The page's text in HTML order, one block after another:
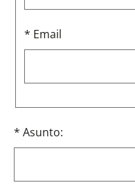
* Email
* Asunto: